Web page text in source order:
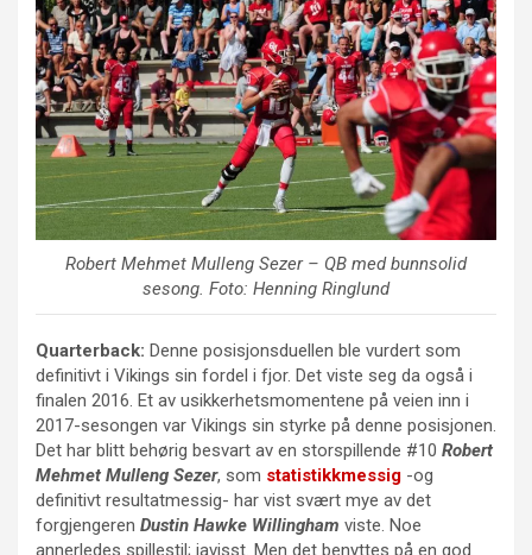
Robert Mehmet Mulleng Sezer– QB med bunnsolid
sesong. Foto: Henning Ringlund
Quarterback: Denne posisjonsduellen ble vurdert som
definitivt i Vikings sin fordel i fjor. Det viste seg da også i
finalen 2016. Et av usikkerhetsmomentene på veien inn i
2017-sesongen var Vikings sin styrke på denne posisjonen.
Det har blitt behørig besvart av en storspillende #10 Robert
Mehmet Mulleng Sezer, som statistikkmessig -og
definitivt resultatmessig- har vist svært mye av det
forgjengeren Dustin Hawke Willingham viste. Noe
annerledes spillestil; javisst. Men det benyttes på en god